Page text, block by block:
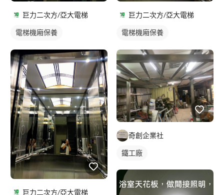
巨力二次方/亞大電梯
電梯機廂保養
巨力二次方/亞大電梯
巨力二次方/亞大電梯
電梯機廂保養
奇創企業社
鐵工廠